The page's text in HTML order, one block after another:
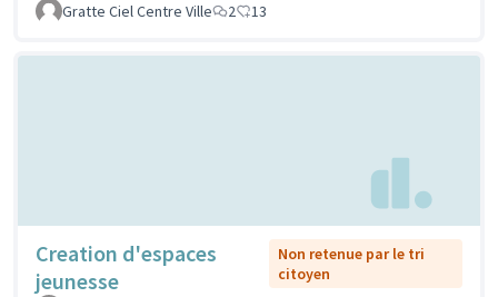
Gratte Ciel Centre Ville 2 13
Creation d'espaces
jeunesse
Non retenue par le tri
citoyen